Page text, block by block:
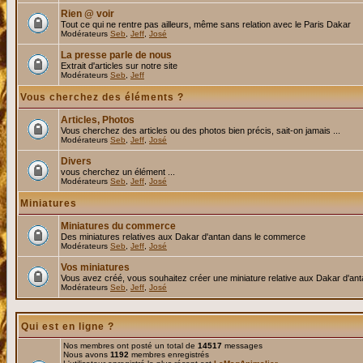
Rien @ voir
Tout ce qui ne rentre pas ailleurs, même sans relation avec le Paris Dakar
Modérateurs Seb Jeff José
La presse parle de nous
Extrait d'articles sur notre site
Modérateurs Seb Jeff
Vous cherchez des éléments ?
Articles, Photos
Vous cherchez des articles ou des photos bien précis, sait-on jamais ...
Modérateurs Seb Jeff José
Divers
vous cherchez un élément ...
Modérateurs Seb Jeff José
Miniatures
Miniatures du commerce
Des miniatures relatives aux Dakar d'antan dans le commerce
Modérateurs Seb Jeff José
Vos miniatures
Vous avez créé, vous souhaitez créer une miniature relative aux Dakar
Modérateurs Seb Jeff José
Qui est en ligne ?
Nos membres ont posté un total de 14517 messages
Nous avons 1192 membres enregistrés